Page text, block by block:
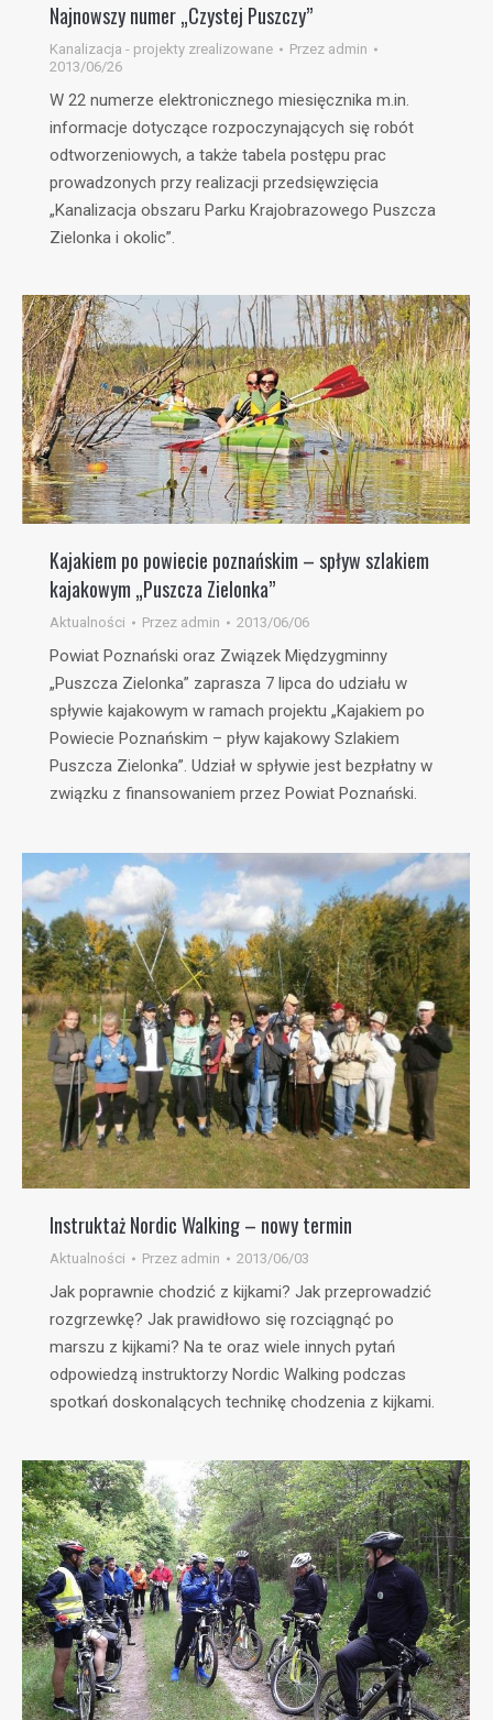
Najnowszy numer „Czystej Puszczy”
Kanalizacja - projekty zrealizowane Przez admin
2013/06/26
W 22 numerze elektronicznego miesięcznika m.in.
informacje dotyczące rozpoczynających się robót
odtworzeniowych, a także tabela postępu prac
prowadzonych przy realizacji przedsięwzięcia
„Kanalizacja obszaru Parku Krajobrazowego Puszcza
Zielonka i okolic”.
Kajakiem po powiecie poznańskim – spływ szlakiem
kajakowym „Puszcza Zielonka”
Aktualności Przez admin 2013/06/06
Powiat Poznański oraz Związek Międzygminny
„Puszcza Zielonka” zaprasza 7 lipca do udziału w
spływie kajakowym w ramach projektu „Kajakiem po
Powiecie Poznańskim – pływ kajakowy Szlakiem
Puszcza Zielonka”. Udział w spływie jest bezpłatny w
związku z finansowaniem przez Powiat Poznański.
Instruktaż Nordic Walking – nowy termin
Aktualności Przez admin 2013/06/03
Jak poprawnie chodzić z kijkami? Jak przeprowadzić
rozgrzewkę? Jak prawidłowo się rozciągnąć po
marszu z kijkami? Na te oraz wiele innych pytań
odpowiedzą instruktorzy Nordic Walking podczas
spotkań doskonalących technikę chodzenia z kijkami.